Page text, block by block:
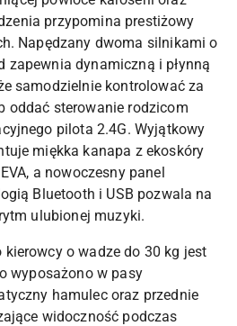
przypomina prestiżowy
Napędzany dwoma silnikami o
zapewnia dynamiczną i płynną
samodzielnie kontrolować za
oddać sterowanie rodzicom
pilota 2.4G. Wyjątkowy
miękka kanapa z ekoskóry
a nowoczesny panel
Bluetooth i USB pozwala na
ulubionej muzyki.
kierowcy o wadze do 30 kg jest
wyposażono w pasy
hamulec oraz przednie
widoczność podczas